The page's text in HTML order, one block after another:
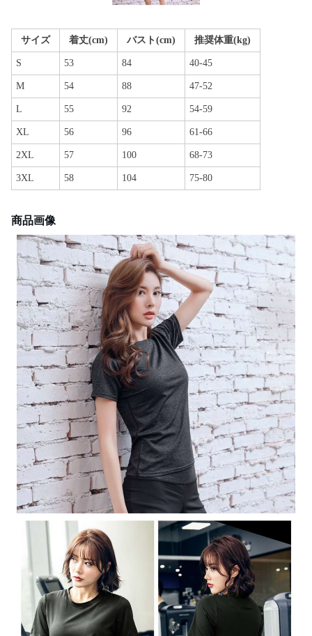
サイズ 着丈(cm) バスト(cm) 推奨体重(kg)
S 53 84 40-45
M 54 88 47-52
L 55 92 54-59
XL 56 96 61-66
2XL 57 100 68-73
3XL 58 104 75-80
商品画像